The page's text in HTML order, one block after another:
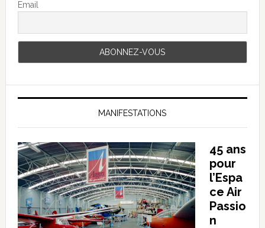
Email
MANIFESTATIONS
45 ans
pour
l’Espa
ce Air
Passio
n